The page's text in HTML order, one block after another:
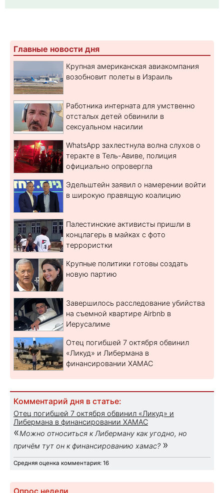
Главные новости дня
Крупная американская авиакомпания
возобновит полеты в Израиль
Работника интерната для умственно
отсталых детей обвинили в
сексуальном насилии
WhatsApp захлестнула волна слухов о
теракте в Тель-Авиве, полиция
официально опровергла
Эдельштейн заявил о намерении войти
в широкую правящую коалицию
Палестинские активисты пришли в
концлагерь в майках с фото
террористки
Крупные политики готовы создать
новую партию
Завершилось расследование убийства
на съемной квартире Airbnb в
Иерусалиме
Отец погибшей 7 октября обвинил
«Ликуд» и Либермана в
финансировании ХАМАС
Комментарий дня в статье:
Отец погибшей 7 октября обвинил «Ликуд» и
Либермана в финансировании ХАМАС
«Можно относиться к Либерману как угодно, но
причём тут он к финансированию хамас? »
Средняя оценка комментария: 16
Опрос недели